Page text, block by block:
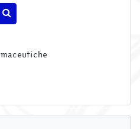
Cerca corsi